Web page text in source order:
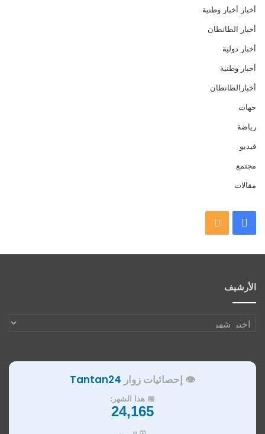
أخبار أخبار وطنية
أخبار الطانطان
أخبار دولية
أخبار وطنية
أخبارالطانطان
حهات
رياضة
فيديو
مجتمع
مقالات
فيسبوك
الأرشيف
الأرشيف
👁️ إحصائيات زوار Tantan24
📅 هذا الشهر:
24,165